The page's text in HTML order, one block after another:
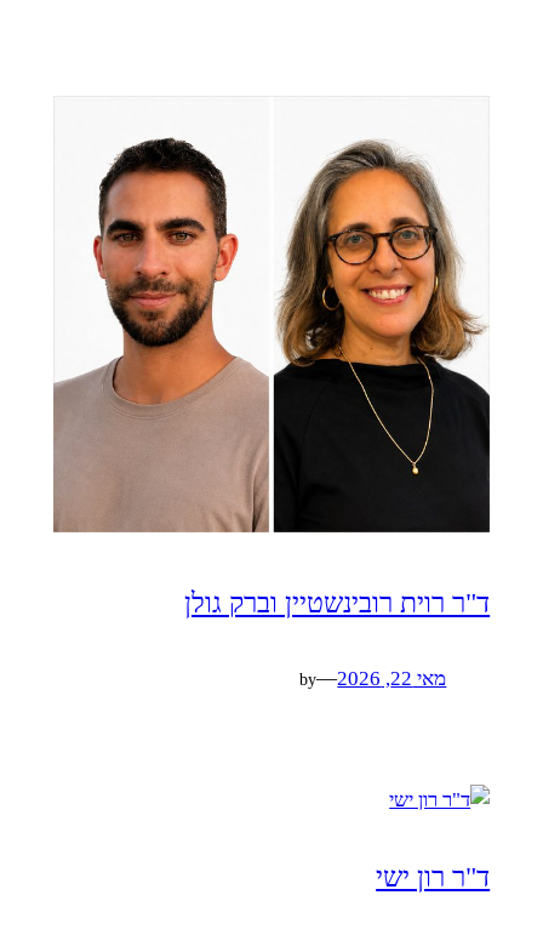
ד"ר רוית רובינשטיין וברק גולן
מאי 22, 2026 —
by
ד"ר רון ישי